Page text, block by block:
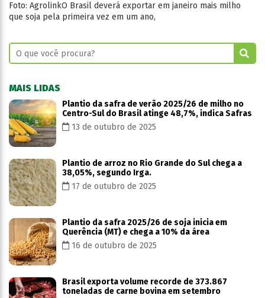
Foto: AgrolinkO Brasil deverá exportar em janeiro mais milho
que soja pela primeira vez em um ano,
MAIS LIDAS
Plantio da safra de verão 2025/26 de milho no
Centro-Sul do Brasil atinge 48,7%, indica Safras
13 de outubro de 2025
Plantio de arroz no Rio Grande do Sul chega a
38,05%, segundo Irga.
17 de outubro de 2025
Plantio da safra 2025/26 de soja inicia em
Querência (MT) e chega a 10% da área
16 de outubro de 2025
Brasil exporta volume recorde de 373.867
toneladas de carne bovina em setembro